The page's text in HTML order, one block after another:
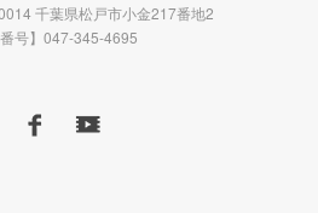
千葉県松戸市小金217番地2
番号】047-345-4695